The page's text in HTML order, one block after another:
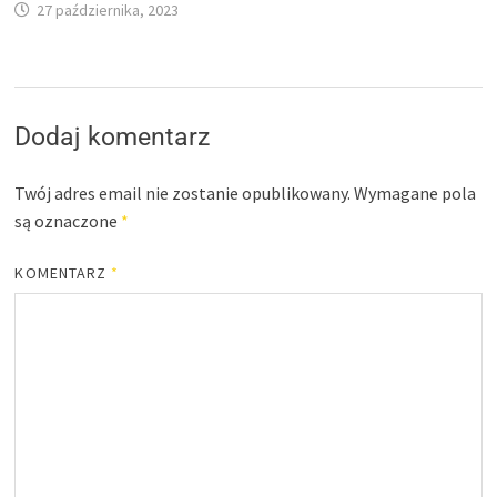
27 października, 2023
Dodaj komentarz
Twój adres email nie zostanie opublikowany. Wymagane pola
są oznaczone *
KOMENTARZ *